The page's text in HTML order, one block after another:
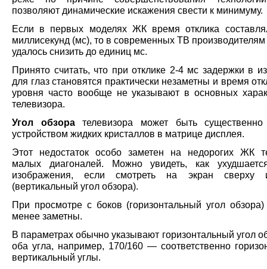
позволяют динамические искажения свести к минимуму.
Если в первых моделях ЖК время отклика
миллисекунд (мс), то в современных ТВ производителям
удалось снизить до единиц мс.
Принято считать, что при отклике 2-4 мс задержки в
для глаз становятся практически незаметны и время
уровня часто вообще не указывают в основных
телевизора.
Угол обзорателевизора может быть существенно
устройством жидких кристаллов в матрице дисплея.
Этот недостаток особо заметен на недорогих ЖК
малых диагоналей. Можно увидеть, как
изображения, если смотреть на экран сверху
(вертикальный угол обзора).
При просмотре с боков (горизонтальный угол
менее заметны.
В параметрах обычно указывают горизонтальный угол
оба угла, например, 170/160 — соответственно
вертикальный углы.